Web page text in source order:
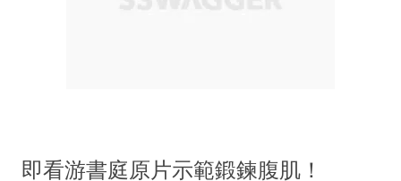
即看游書庭原片示範鍛鍊腹肌！